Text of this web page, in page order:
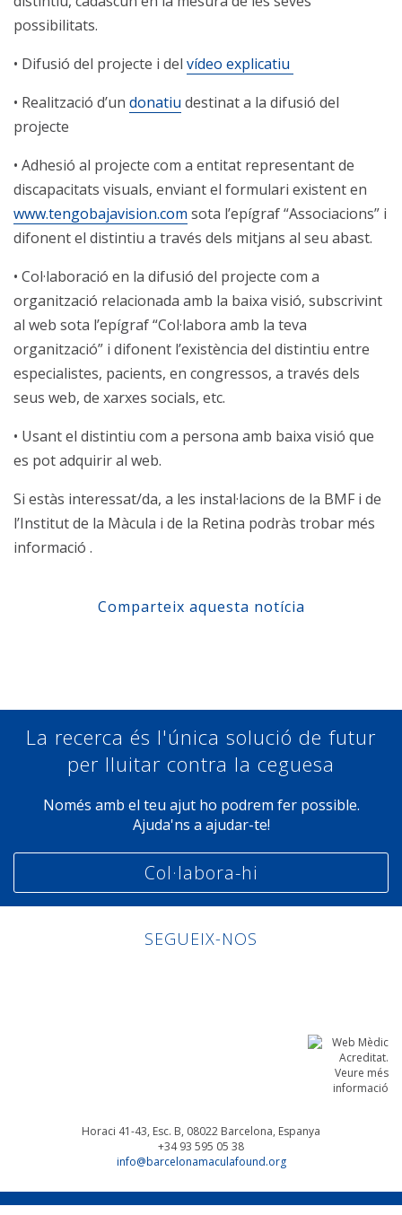
possibilitats.
• Difusió del projecte i del vídeo explicatiu
• Realització d’un donatiu destinat a la difusió del
projecte
• Adhesió al projecte com a entitat representant de
discapacitats visuals, enviant el formulari existent en
www.tengobajavision.com sota l’epígraf “Associacions” i
difonent el distintiu a través dels mitjans al seu abast.
• Col·laboració en la difusió del projecte com a
organització relacionada amb la baixa visió, subscrivint
al web sota l’epígraf “Col·labora amb la teva
organització” i difonent l’existència del distintiu entre
especialistes, pacients, en congressos, a través dels
seus web, de xarxes socials, etc.
• Usant el distintiu com a persona amb baixa visió que
es pot adquirir al web.
Si estàs interessat/da, a les instal·lacions de la BMF i de
l’Institut de la Màcula i de la Retina podràs trobar més
informació .
Comparteix aquesta notícia
La recerca és l'única solució de futur
per lluitar contra la ceguesa
Només amb el teu ajut ho podrem fer possible.
Ajuda'ns a ajudar-te!
Col·labora-hi
SEGUEIX-NOS
Horaci 41-43, Esc. B, 08022 Barcelona, Espanya
+34 93 595 05 38
info@barcelonamaculafound.org